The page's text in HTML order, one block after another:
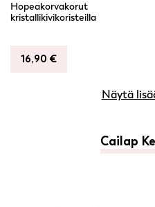
Hopeakorvakorut
kristallikivikoristeilla
16,90 €
Näytä
Cailap